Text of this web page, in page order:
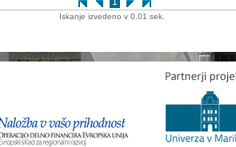
Iskanje izvedeno v 0.01 sek.